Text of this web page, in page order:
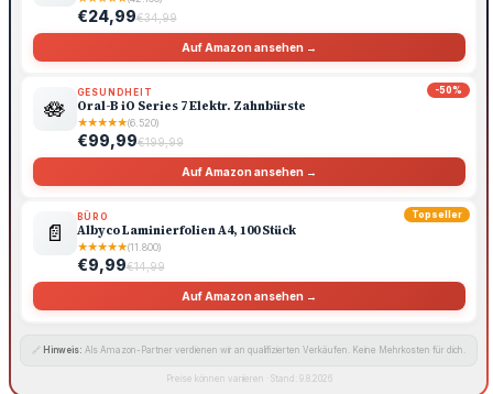
€24,99€34,99
Auf Amazon ansehen →
-50%
🪷
GESUNDHEIT
Oral-B iO Series 7 Elektr. Zahnbürste
★★★★★(6.520)
€99,99€199,99
Auf Amazon ansehen →
Topseller
📄
BÜRO
Albyco Laminierfolien A4, 100 Stück
★★★★★(11.800)
€9,99€14,99
Auf Amazon ansehen →
🔗 Hinweis: Als Amazon-Partner verdienen wir an qualifizierten Verkäufen. Keine Mehrkosten für dich.
Preise können variieren · Stand: 9.8.2026